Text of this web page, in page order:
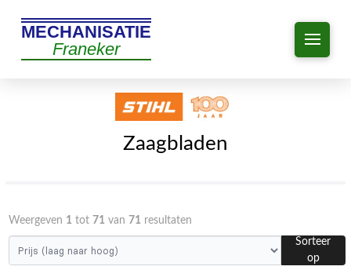
MECHANISATIE
Franeker
Zaagbladen
Weergeven 1tot 71van 71resultaten
Sorteer
op